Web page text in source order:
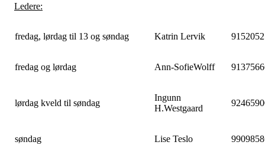
Ledere:
fredag, lørdag til 13 og søndag Katrin Lervik
fredag og lørdag Ann-SofieWolff
lørdag kveld til søndag
Ingunn
H.Westgaard
søndag Lise Teslo